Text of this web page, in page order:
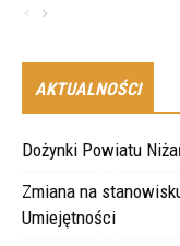
AKTUALNOŚCI
Dożynki Powiatu
Zmiana na
Umiejętności